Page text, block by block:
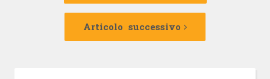
Articolo successivo
Articolo